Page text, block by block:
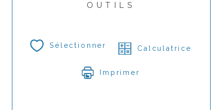
OUTILS
Sélectionner Calculatrice
Imprimer